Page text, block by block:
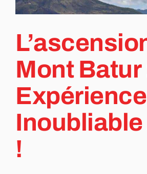
Mont Batur
Expérience
Inoubliable
!